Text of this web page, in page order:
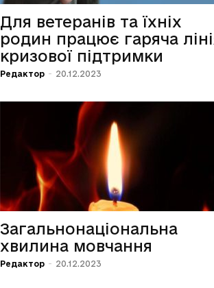
Для ветеранів та їхніх
родин працює гаряча
кризової підтримки
Редактор - 20.12.2023
Загальнонаціональна
хвилина мовчання
Редактор - 20.12.2023